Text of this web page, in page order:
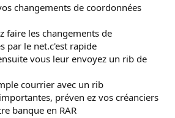
changements de coordonnées
faire les changements de
par le net.c'est rapide
vous leur envoyez un rib de
courrier avec un rib
préven ez vos créanciers
banque en RAR